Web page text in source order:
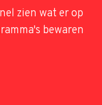
zien wat er op
bewaren